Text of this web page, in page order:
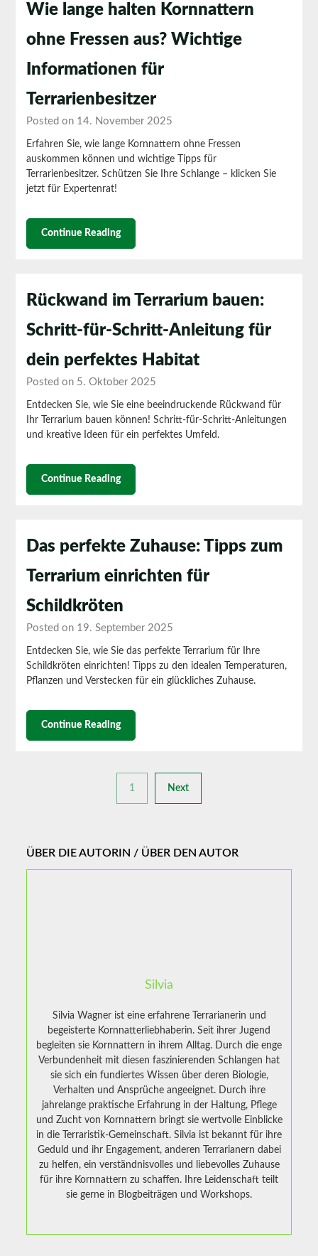
Wie lange halten Kornnattern
ohne Fressen aus? Wichtige
Informationen für
Terrarienbesitzer
Posted on 14. November 2025
Erfahren Sie, wie lange Kornnattern ohne Fressen
auskommen können und wichtige Tipps für
Terrarienbesitzer. Schützen Sie Ihre Schlange – klicken Sie
jetzt für Expertenrat!
Continue Reading
Rückwand im Terrarium bauen:
Schritt-für-Schritt-Anleitung für
dein perfektes Habitat
Posted on 5. Oktober 2025
Entdecken Sie, wie Sie eine beeindruckende Rückwand für
Ihr Terrarium bauen können! Schritt-für-Schritt-Anleitungen
und kreative Ideen für ein perfektes Umfeld.
Continue Reading
Das perfekte Zuhause: Tipps zum
Terrarium einrichten für
Schildkröten
Posted on 19. September 2025
Entdecken Sie, wie Sie das perfekte Terrarium für Ihre
Schildkröten einrichten! Tipps zu den idealen Temperaturen,
Pflanzen und Verstecken für ein glückliches Zuhause.
Continue Reading
1 Next
ÜBER DIE AUTORIN / ÜBER DEN AUTOR
Silvia
Silvia Wagner ist eine erfahrene Terrarianerin und
begeisterte Kornnatterliebhaberin. Seit ihrer Jugend
begleiten sie Kornnattern in ihrem Alltag. Durch die enge
Verbundenheit mit diesen faszinierenden Schlangen hat
sie sich ein fundiertes Wissen über deren Biologie,
Verhalten und Ansprüche angeeignet. Durch ihre
jahrelange praktische Erfahrung in der Haltung, Pflege
und Zucht von Kornnattern bringt sie wertvolle Einblicke
in die Terraristik-Gemeinschaft. Silvia ist bekannt für ihre
Geduld und ihr Engagement, anderen Terrarianern dabei
zu helfen, ein verständnisvolles und liebevolles Zuhause
für ihre Kornnattern zu schaffen. Ihre Leidenschaft teilt
sie gerne in Blogbeiträgen und Workshops.